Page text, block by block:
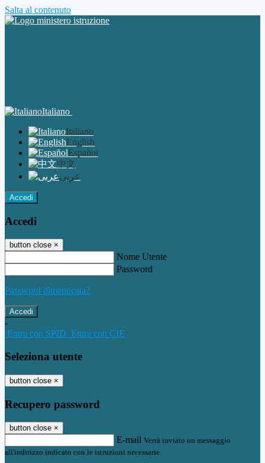
Salta al contenuto
Italiano
Italiano
English
Español
中文
عربى
Accedi
Accedi
button close ×
Nome Utente
Password
Password dimenticata?
-
Entra con SPID Entra con CIE
Seleziona utente
button close ×
Recupero password
button close ×
E-mail Verrà inviato un messaggio
all'indirizzo indicato con le istruzioni necessarie.